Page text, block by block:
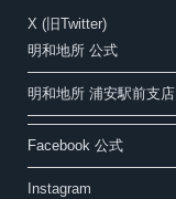
X (旧Twitter)
明和地所 公式
明和地所 浦安駅前支店
Facebook 公式
Instagram